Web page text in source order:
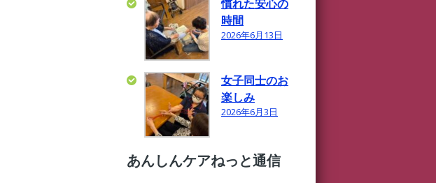
慣れた安心の
時間
2026年6月13日
女子同士のお
楽しみ
2026年6月3日
あんしんケアねっと通信